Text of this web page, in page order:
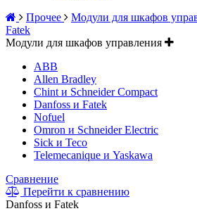
Прочее
Модули для шкафов
Fatek
Модули для шкафов управления
ABB
Allen Bradley
Chint и Schneider Compact
Danfoss и Fatek
Nofuel
Omron и Schneider Electric
Sick и Teco
Telemecanique и Yaskawa
Сравнение
Перейти к сравнению
Danfoss и Fatek